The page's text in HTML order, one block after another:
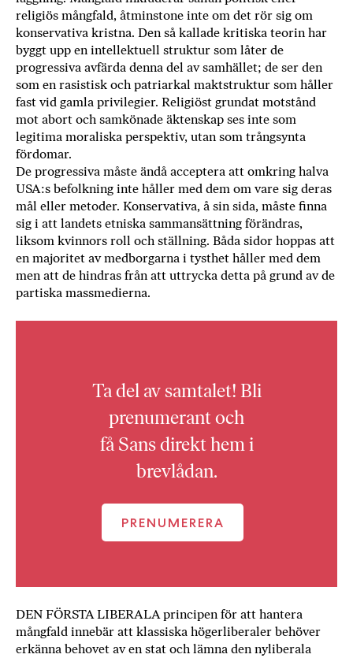
religiös mångfald, åtminstone inte om det rör sig om
konservativa kristna. Den så kallade kritiska teorin har
byggt upp en intellektuell struktur som låter de
progressiva avfärda denna del av samhället; de ser den
som en rasistisk och patriarkal maktstruktur som håller
fast vid gamla privilegier. Religiöst grundat motstånd
mot abort och samkönade äktenskap ses inte som
legitima moraliska perspektiv, utan som trångsynta
fördomar.
De progressiva måste ändå acceptera att omkring halva
USA:s befolkning inte håller med dem om vare sig deras
mål eller metoder. Konservativa, å sin sida, måste finna
sig i att landets etniska sammansättning förändras,
liksom kvinnors roll och ställning. Båda sidor hoppas att
en majoritet av medborgarna i tysthet håller med dem
men att de hindras från att uttrycka detta på grund av de
partiska massmedierna.
Ta del av samtalet! Bli
prenumerant och
få Sans direkt hem i
brevlådan.
PRENUMERERA
DEN FÖRSTA LIBERALA principen för att hantera
mångfald innebär att klassiska högerliberaler behöver
erkänna behovet av en stat och lämna den nyliberala